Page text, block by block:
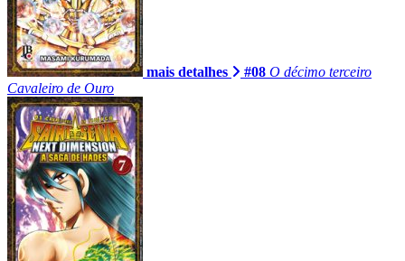
mais detalhes #08 O décimo terceiro
Cavaleiro de Ouro